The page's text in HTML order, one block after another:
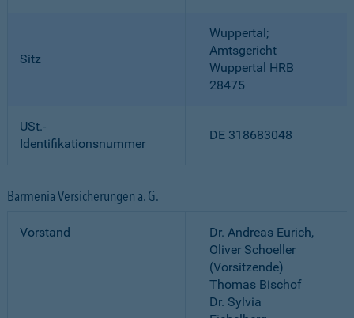
Sitz
Wuppertal;
Amtsgericht
Wuppertal HRB
28475
USt.-
Identifikationsnummer
DE 318683048
Barmenia Versicherungen a. G.
Vorstand
Dr. Andreas Eurich,
Oliver Schoeller
(Vorsitzende)
Thomas Bischof
Dr. Sylvia